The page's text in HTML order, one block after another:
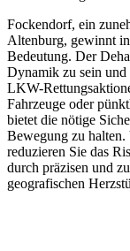
Fockendorf, ein
Altenburg, gewinnt
Bedeutung. Der
Dynamik zu sein und
LKW-
Fahrzeuge oder
bietet die nötige
Bewegung zu halten.
reduzieren Sie das
durch präzisen und
geografischen